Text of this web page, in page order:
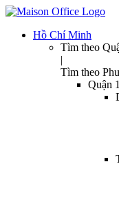
Hồ Chí Minh
Tìm theo
|
Tìm theo
Quận 1